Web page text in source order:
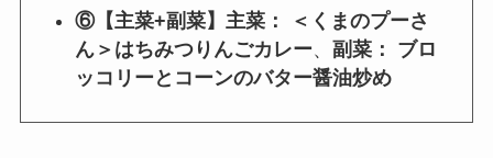
⑥【主菜+副菜】主菜： ＜くまのプーさ
ん＞はちみつりんごカレー、副菜： ブロ
ッコリーとコーンのバター醤油炒め